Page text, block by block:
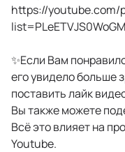
https://youtube.com/
✨Если Вам
его увидело больше
поставить лайк
Вы также можете
Всё это влияет на
Youtube.